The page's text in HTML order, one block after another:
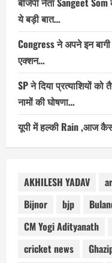
ये बड़ी बात…
Congress ने अपने इन
एक्शन…
SP ने दिया प्रत्याशियों
नामों की घोषणा…
यूपी में हल्की Rain ,आज
AKHILESH YADAV
Bijnor
bjp
CM Yogi Adityanath
cricket news